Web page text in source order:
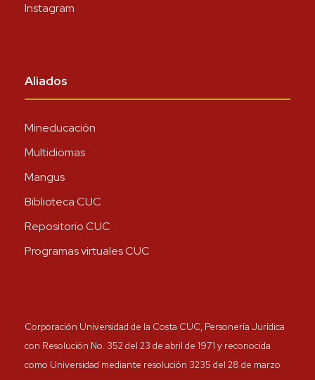
Instagram
Aliados
Mineducación
Multidiomas
Mangus
Biblioteca CUC
Repositorio CUC
Programas virtuales CUC
Corporación Universidad de la Costa CUC, Personería Jurídica
con Resolución No. 352 del 23 de abril de 1971 y reconocida
como Universidad mediante resolución 3235 del 28 de marzo